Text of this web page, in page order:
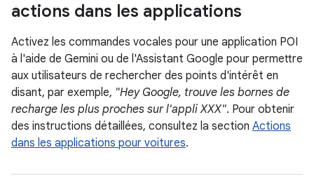
actions dans les applications
Activez les commandes vocales pour une application POI
à l'aide de Gemini ou de l'Assistant Google pour permettre
aux utilisateurs de rechercher des points d'intérêt en
disant, par exemple, "Hey Google, trouve les bornes de
recharge les plus proches sur l'appli XXX". Pour obtenir
des instructions détaillées, consultez la section Actions
dans les applications pour voitures.